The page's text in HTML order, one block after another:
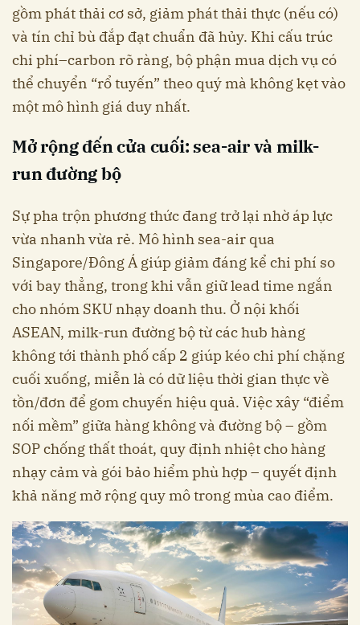
gồm phát thải cơ sở, giảm phát thải thực (nếu có)
và tín chỉ bù đắp đạt chuẩn đã hủy. Khi cấu trúc
chi phí–carbon rõ ràng, bộ phận mua dịch vụ có
thể chuyển “rổ tuyến” theo quý mà không kẹt vào
một mô hình giá duy nhất.
Mở rộng đến cửa cuối: sea-air và milk-
run đường bộ
Sự pha trộn phương thức đang trở lại nhờ áp lực
vừa nhanh vừa rẻ. Mô hình sea-air qua
Singapore/Đông Á giúp giảm đáng kể chi phí so
với bay thẳng, trong khi vẫn giữ lead time ngắn
cho nhóm SKU nhạy doanh thu. Ở nội khối
ASEAN, milk-run đường bộ từ các hub hàng
không tới thành phố cấp 2 giúp kéo chi phí chặng
cuối xuống, miễn là có dữ liệu thời gian thực về
tồn/đơn để gom chuyến hiệu quả. Việc xây “điểm
nối mềm” giữa hàng không và đường bộ – gồm
SOP chống thất thoát, quy định nhiệt cho hàng
nhạy cảm và gói bảo hiểm phù hợp – quyết định
khả năng mở rộng quy mô trong mùa cao điểm.